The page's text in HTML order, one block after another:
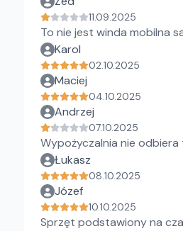
11.09.2025
To nie jest winda mobilna
Karol
02.10.2025
Maciej
04.10.2025
Andrzej
07.10.2025
Wypożyczalnia nie
Łukasz
08.10.2025
Józef
10.10.2025
Sprzęt podstawiony na